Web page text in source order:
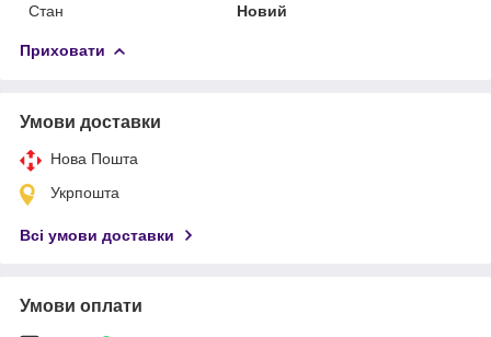
Стан
Новий
Приховати
Умови доставки
Нова Пошта
Укрпошта
Всі умови доставки
Умови оплати